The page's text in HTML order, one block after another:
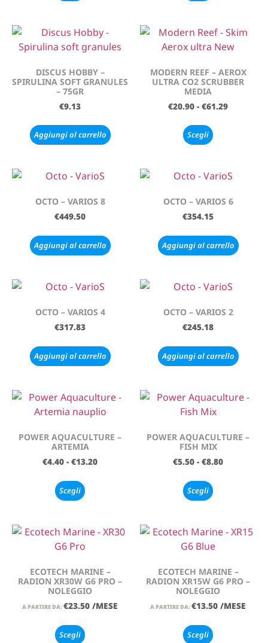
DISCUS HOBBY –
SPIRULINA SOFT GRANULES
– 75GR
€9.13
Aggiungi al carrello
MODERN REEF – AEROX
ULTRA CO2 SCRUBBER
MEDIA
€20.90 - €61.29
Scegli
OCTO – VARIOS 8
€449.50
Aggiungi al carrello
OCTO – VARIOS 6
€354.15
Aggiungi al carrello
OCTO – VARIOS 4
€317.83
Aggiungi al carrello
OCTO – VARIOS 2
€245.18
Aggiungi al carrello
POWER AQUACULTURE –
ARTEMIA
€4.40 - €13.20
Scegli
POWER AQUACULTURE –
FISH MIX
€5.50 - €8.80
Scegli
ECOTECH MARINE –
RADION XR30W G6 PRO –
NOLEGGIO
A PARTIRE DA: €23.50 /MESE
Scegli
ECOTECH MARINE –
RADION XR15W G6 PRO –
NOLEGGIO
A PARTIRE DA: €13.50 /MESE
Scegli